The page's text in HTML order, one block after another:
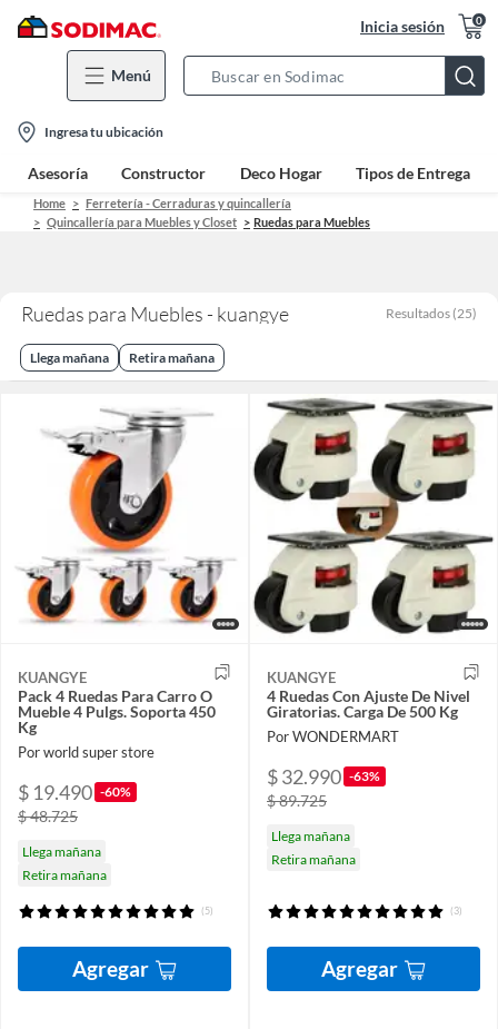
Inicia sesión 0
Menú
Bar
location-
icon
Ingresa tu ubicación
Asesoría Constructor Deco Hogar Tipos de Entrega
Home
Ferretería - Cerraduras y quincallería
Quincallería para Muebles y Closet
Ruedas para Muebles
Ruedas para Muebles - kuangye Resultados (25)
Llega mañana Retira mañana
KUANGYE
Pack 4 Ruedas Para Carro O
Mueble 4 Pulgs. Soporta 450
Kg
Por world super store
$ 19.490 -60%
$ 48.725
Llega mañana
Retira mañana
(5)
Agregar
KUANGYE
4 Ruedas Con Ajuste De Nivel
Giratorias. Carga De 500 Kg
Por WONDERMART
$ 32.990 -63%
$ 89.725
Llega mañana
Retira mañana
(3)
Agregar